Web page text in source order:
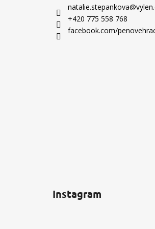
natalie.stepankova@
+420 775 558 768
facebook.com/
Instagram